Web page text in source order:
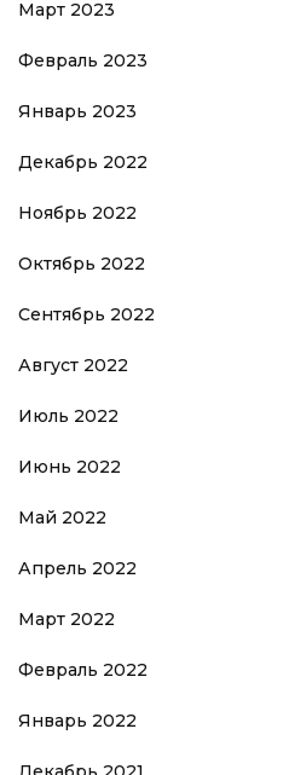
Март 2023
Февраль 2023
Январь 2023
Декабрь 2022
Ноябрь 2022
Октябрь 2022
Сентябрь 2022
Август 2022
Июль 2022
Июнь 2022
Май 2022
Апрель 2022
Март 2022
Февраль 2022
Январь 2022